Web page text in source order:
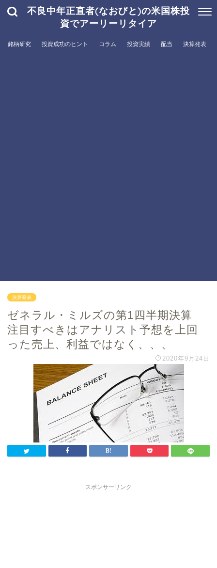
不良中年正直者(なおびと)の米国株投
資でアーリーリタイア
銘柄研究 投資成功のヒント コラム 投資実績 配当 決算発表
決算発表
ゼネラル・ミルズの第1四半期決算
注目すべきはアナリスト予想を上回
った売上、利益ではなく、、、
2020年9月24日
スポンサーリンク